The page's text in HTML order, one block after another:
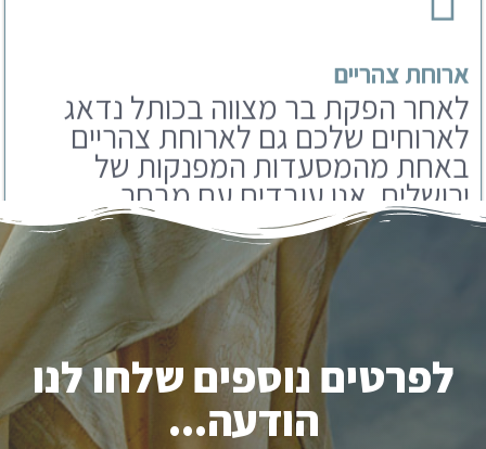
לאחר הפקת בר מצווה בכותל נדאג
באחת מהמסעדות המפנקות של
ירושלים. אנו עובדים עם מבחר
מסעדות שתוכלו לבחור מבניהם.
לפרטים נוספים שלחו לנו
הודעה...